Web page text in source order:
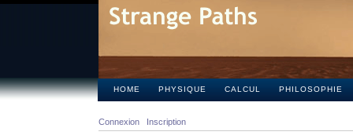
HOME PHYSIQUE CALCUL PHILOSOPHIE
Connexion Inscription